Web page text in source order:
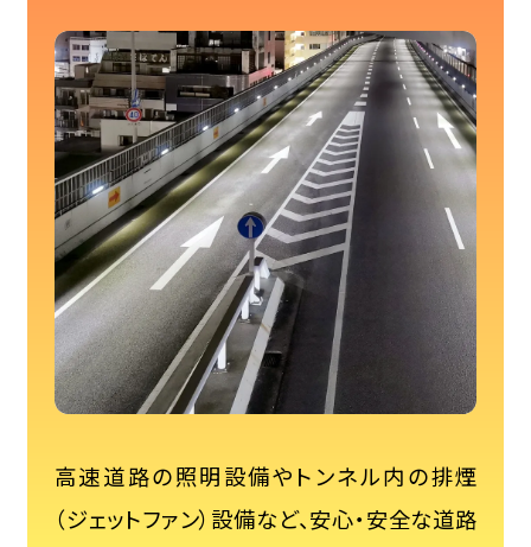
高速道路の照明設備やトンネル内の排煙
（ジェットファン）設備など、安心・安全な道路